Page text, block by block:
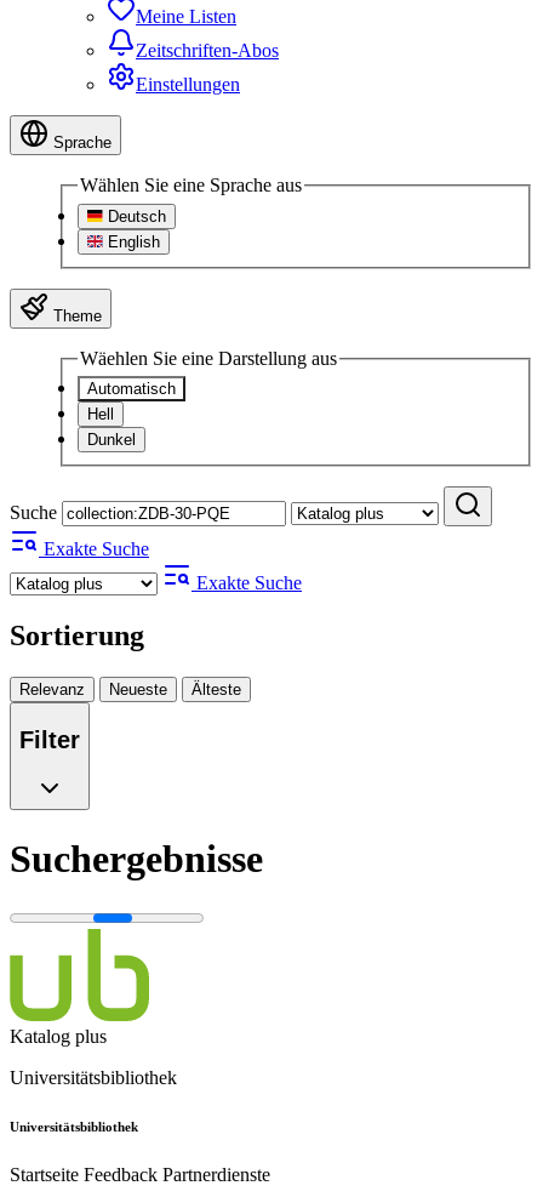
Meine Listen
Zeitschriften-Abos
Einstellungen
Sprache
Wählen Sie eine Sprache aus
Deutsch
English
Theme
Wäehlen Sie eine Darstellung aus
Automatisch
Hell
Dunkel
Suche
Exakte Suche
Exakte Suche
Sortierung
Relevanz Neueste Älteste
Filter
Suchergebnisse
Katalog plus
Universitätsbibliothek
Universitätsbibliothek
Startseite Feedback Partnerdienste